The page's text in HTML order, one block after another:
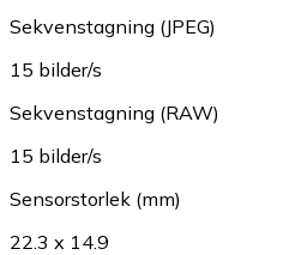
Sekvenstagning (JPEG)
15 bilder/s
Sekvenstagning (RAW)
15 bilder/s
Sensorstorlek (mm)
22.3 x 14.9